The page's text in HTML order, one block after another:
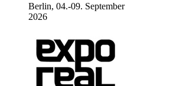
Berlin, 04.-09. September
2026